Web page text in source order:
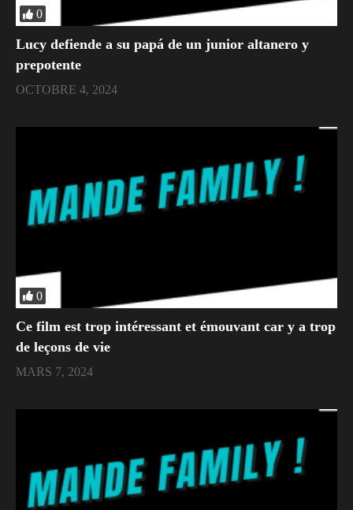
0
Lucy defiende a su papá de un junior altanero y
prepotente
OCTOBRE 4, 2024
0
Ce film est trop intéressant et émouvant car y a trop
de leçons de vie
MARS 7, 2024